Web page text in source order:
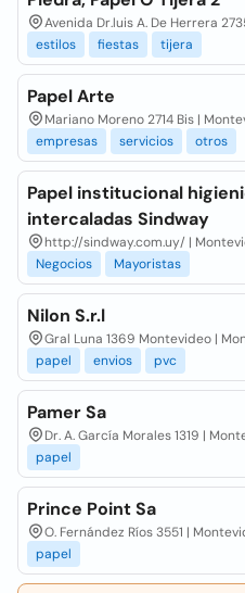
Avenida Dr.luis A. De Herrera
estilos
fiestas tijera
Papel Arte
Mariano Moreno 2714 Bis |
empresas
servicios otros
Papel institucional
intercaladas Sindway
http://sindway.com.uy/ |
Negocios
Mayoristas
Nilon S.r.l
Gral Luna 1369 Montevideo |
papel
envios pvc
Pamer Sa
Dr. A. García Morales 1319 |
papel
Prince Point Sa
O. Fernández Ríos 3551 |
papel